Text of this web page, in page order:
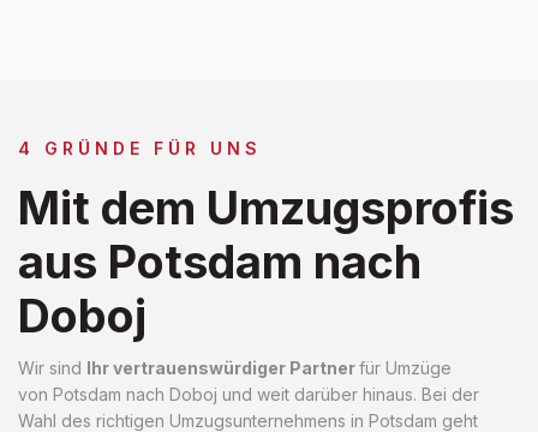
4 GRÜNDE FÜR UNS
Mit dem Umzugsprofis
aus Potsdam nach
Doboj
Wir sind Ihr vertrauenswürdiger Partnerfür Umzüge
von Potsdam nach Doboj und weit darüber hinaus. Bei der
Wahl des richtigen Umzugsunternehmens in Potsdam geht